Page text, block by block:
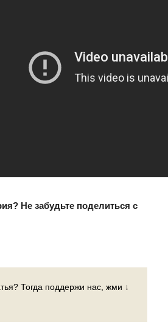
Не забудьте поделиться с
Тогда поддержи нас, жми ↓